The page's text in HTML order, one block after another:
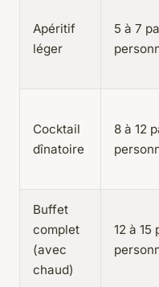
Apéritif
léger
5 à 7
Cocktail
dînatoire
8 à 12
Buffet
complet
(avec
chaud)
12 à 15